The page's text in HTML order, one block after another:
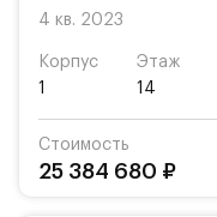
4 кв. 2023
Корпус
1
Этаж
14
Стоимость
25 384 680 ₽